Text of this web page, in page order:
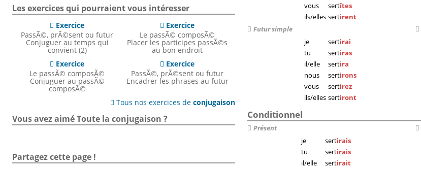
vous
sertîtes
ils/elles sertirent
Futur simple
je
sertirai
tu
sertiras
il/elle
sertira
nous
sertirons
vous
sertirez
ils/elles sertiront
Conditionnel
Présent
je
sertirais
tu
sertirais
il/elle
sertirait
Les exercices qui pourraient vous intéresser
 Exercice
PassÃ©, prÃ©sent ou futur
Conjuguer au temps qui
convient (2)
 Exercice
Le passÃ© composÃ©
Placer les participes passÃ©s
au bon endroit
 Exercice
Le passÃ© composÃ©
Conjuguer au passÃ©
composÃ©
 Exercice
PassÃ©, prÃ©sent ou futur
Encadrer les phrases au futur
 Tous nos exercices deconjugaison
Vous avez aimé Toute la conjugaison ?
Partagez cette page !